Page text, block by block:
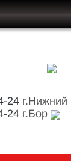
24 г.Нижний
24 г.Бор